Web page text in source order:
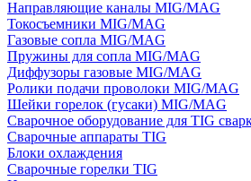
Направляющие каналы MIG/MAG
Токосъемники MIG/MAG
Газовые сопла MIG/MAG
Пружины для сопла MIG/MAG
Диффузоры газовые MIG/MAG
Ролики подачи проволоки MIG/MAG
Шейки горелок (гусаки) MIG/MAG
Сварочное оборудование для TIG
Сварочные аппараты TIG
Блоки охлаждения
Сварочные горелки TIG